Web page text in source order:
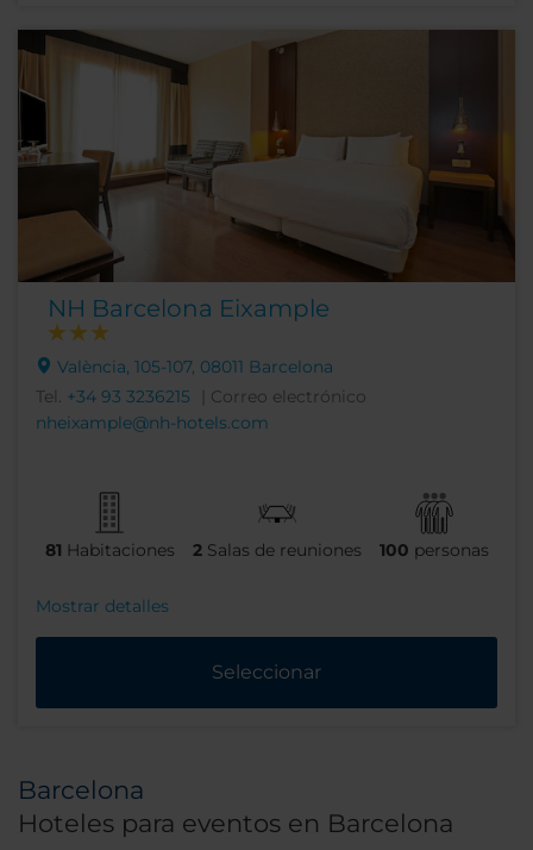
NH Barcelona Eixample
València, 105-107, 08011 Barcelona
Tel. +34 93 3236215
| Correo electrónico
nheixample@nh-hotels.com
81 Habitaciones 2 Salas de reuniones 100 personas
Mostrar detalles
Seleccionar
Barcelona
Hoteles para eventos en Barcelona